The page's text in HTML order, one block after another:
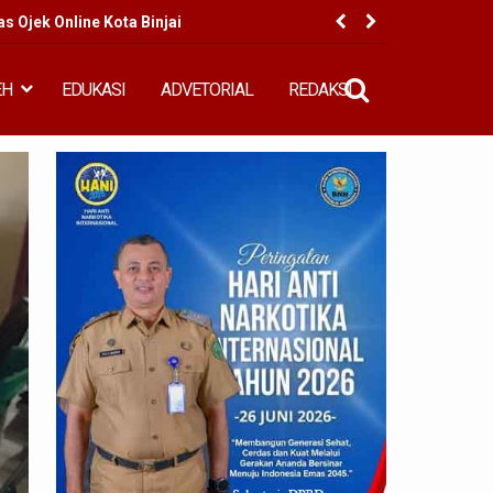
Ojek Online Kota Binjai
EDUKASI ADVETORIAL REDAKSI